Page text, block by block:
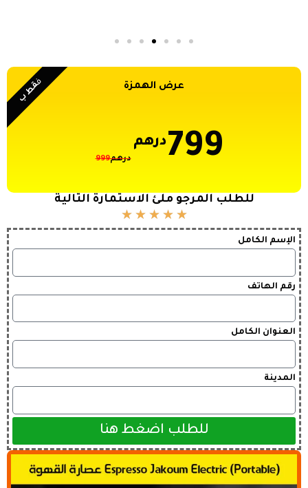
عرض الهمزة
درهم999
درهم799
ف
قط ب
للطلب المرجو ملئ الاستمارة التالية
★
★
★
★
★
الإسم الكامل
رقم الهاتف
العنوان الكامل
المدينة
للطلب اضغط هنا